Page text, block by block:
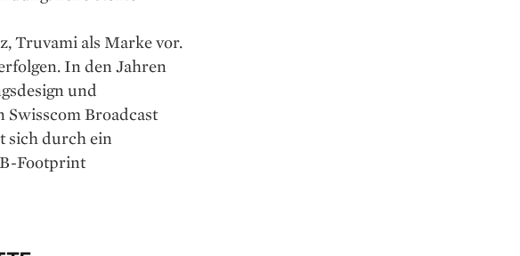
Truvami als Marke vor.
In den Jahren
und
Swisscom Broadcast
sich durch ein
Footprint